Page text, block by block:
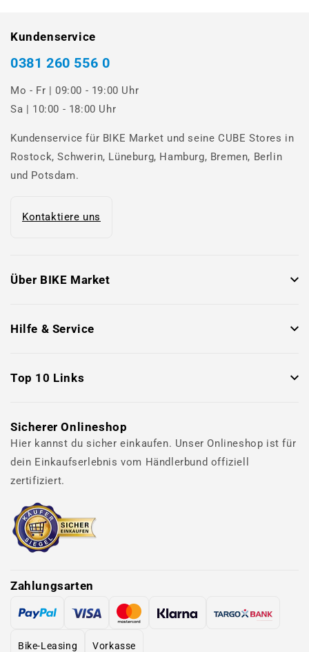
Kundenservice
0381 260 556 0
Mo - Fr | 09:00 - 19:00 Uhr
Sa | 10:00 - 18:00 Uhr
Kundenservice für BIKE Market und seine CUBE Stores in
Rostock, Schwerin, Lüneburg, Hamburg, Bremen, Berlin
und Potsdam.
Kontaktiere uns
Über BIKE Market
Hilfe & Service
Top 10 Links
Sicherer Onlineshop
Hier kannst du sicher einkaufen. Unser Onlineshop ist für
dein Einkaufserlebnis vom Händlerbund offiziell
zertifiziert.
Zahlungsarten
Bike-Leasing Vorkasse